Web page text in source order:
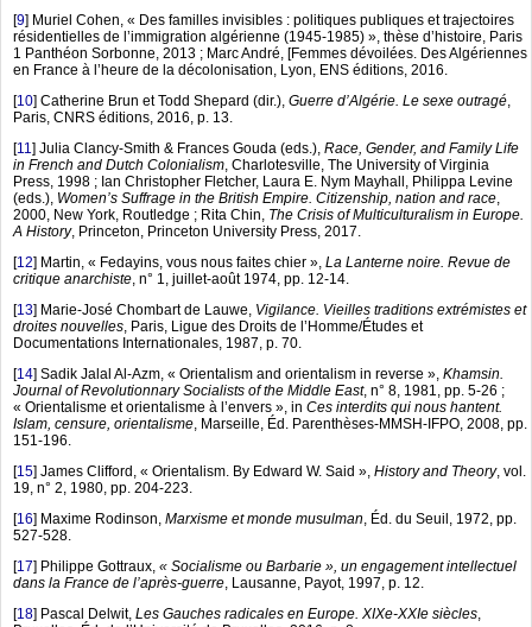
[9] Muriel Cohen, « Des familles invisibles : politiques publiques et trajectoires
résidentielles de l’immigration algérienne (1945-1985) », thèse d’histoire, Paris
1 Panthéon Sorbonne, 2013 ; Marc André, [Femmes dévoilées. Des Algériennes
en France à l’heure de la décolonisation, Lyon, ENS éditions, 2016.
[10] Catherine Brun et Todd Shepard (dir.), Guerre d’Algérie. Le sexe outragé,
Paris, CNRS éditions, 2016, p. 13.
[11] Julia Clancy-Smith & Frances Gouda (eds.), Race, Gender, and Family Life
in French and Dutch Colonialism, Charlotesville, The University of Virginia
Press, 1998 ; Ian Christopher Fletcher, Laura E. Nym Mayhall, Philippa Levine
(eds.), Women’s Suffrage in the British Empire. Citizenship, nation and race,
2000, New York, Routledge ; Rita Chin, The Crisis of Multiculturalism in Europe.
A History, Princeton, Princeton University Press, 2017.
[12] Martin, « Fedayins, vous nous faites chier », La Lanterne noire. Revue de
critique anarchiste, n° 1, juillet-août 1974, pp. 12-14.
[13] Marie-José Chombart de Lauwe, Vigilance. Vieilles traditions extrémistes et
droites nouvelles, Paris, Ligue des Droits de l’Homme/Études et
Documentations Internationales, 1987, p. 70.
[14] Sadik Jalal Al-Azm, « Orientalism and orientalism in reverse », Khamsin.
Journal of Revolutionnary Socialists of the Middle East, n° 8, 1981, pp. 5-26 ;
« Orientalisme et orientalisme à l’envers », in Ces interdits qui nous hantent.
Islam, censure, orientalisme, Marseille, Éd. Parenthèses-MMSH-IFPO, 2008, pp.
151-196.
[15] James Clifford, « Orientalism. By Edward W. Said », History and Theory, vol.
19, n° 2, 1980, pp. 204-223.
[16] Maxime Rodinson, Marxisme et monde musulman, Éd. du Seuil, 1972, pp.
527-528.
[17] Philippe Gottraux, « Socialisme ou Barbarie », un engagement intellectuel
dans la France de l’après-guerre, Lausanne, Payot, 1997, p. 12.
[18] Pascal Delwit, Les Gauches radicales en Europe. XIXe-XXIe siècles,